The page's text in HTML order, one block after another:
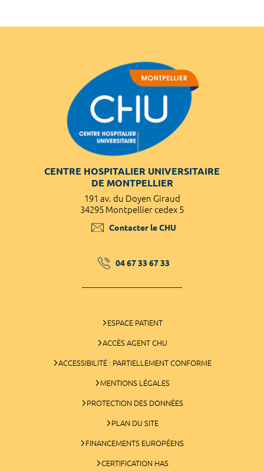
CENTRE HOSPITALIER UNIVERSITAIRE
DE MONTPELLIER
191 av. du Doyen Giraud
34295 Montpellier cedex 5
Contacter le CHU
04 67 33 67 33
ESPACE PATIENT
ACCÈS AGENT CHU
ACCESSIBILITÉ : PARTIELLEMENT CONFORME
MENTIONS LÉGALES
PROTECTION DES DONNÉES
PLAN DU SITE
FINANCEMENTS EUROPÉENS
CERTIFICATION HAS